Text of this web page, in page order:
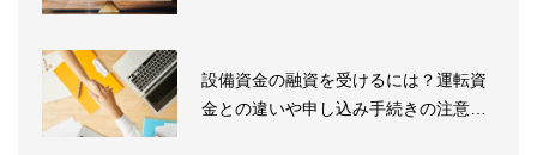
設備資金の融資を受けるには？運転資
金との違いや申し込み手続きの注意